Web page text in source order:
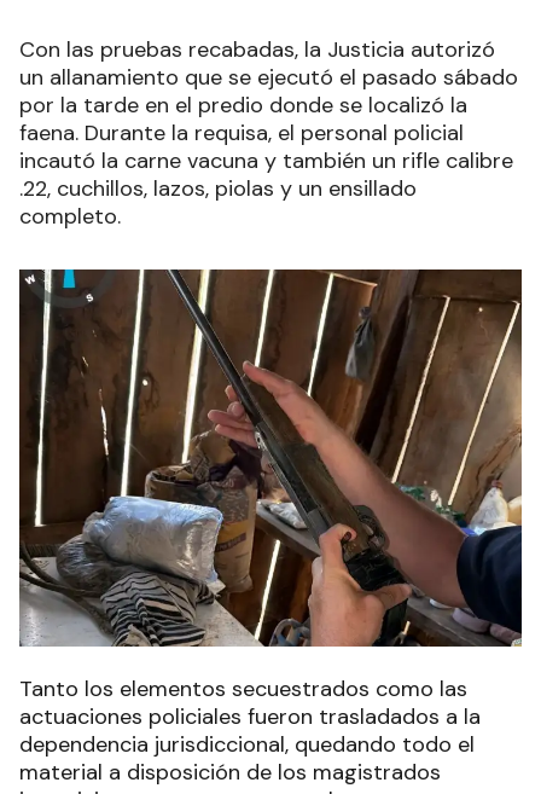
Con las pruebas recabadas, la Justicia autorizó
un allanamiento que se ejecutó el pasado sábado
por la tarde en el predio donde se localizó la
faena. Durante la requisa, el personal policial
incautó la carne vacuna y también un rifle calibre
.22, cuchillos, lazos, piolas y un ensillado
completo.
Tanto los elementos secuestrados como las
actuaciones policiales fueron trasladados a la
dependencia jurisdiccional, quedando todo el
material a disposición de los magistrados